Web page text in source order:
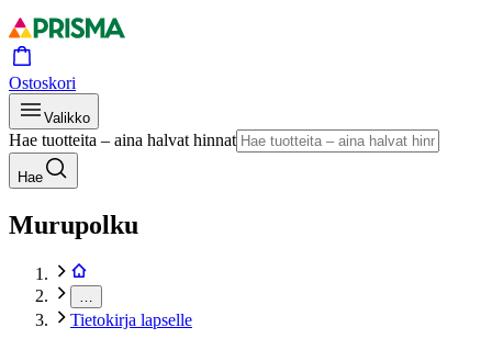
Ostoskori
Valikko
Hae tuotteita – aina halvat hinnat
Hae
Murupolku
Tietokirja lapselle